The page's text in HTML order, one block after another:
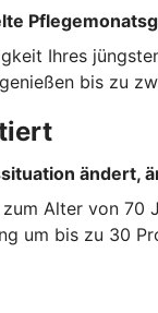
Ihres
bis zu
ändert,
Alter von 70
um bis zu 30